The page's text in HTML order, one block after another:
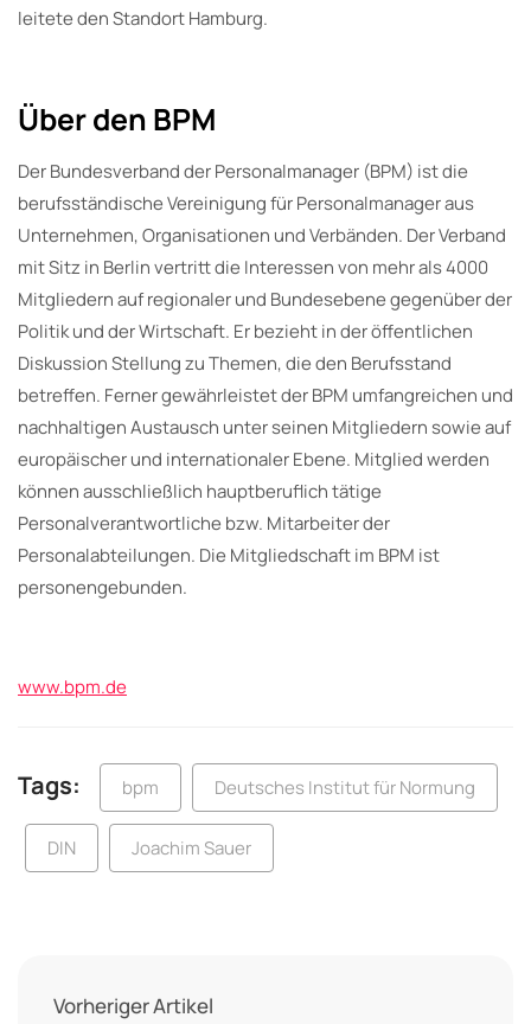
leitete den Standort Hamburg.
Über den BPM
Der Bundesverband der Personalmanager (BPM) ist die
berufsständische Vereinigung für Personalmanager aus
Unternehmen, Organisationen und Verbänden. Der Verband
mit Sitz in Berlin vertritt die Interessen von mehr als 4000
Mitgliedern auf regionaler und Bundesebene gegenüber der
Politik und der Wirtschaft. Er bezieht in der öffentlichen
Diskussion Stellung zu Themen, die den Berufsstand
betreffen. Ferner gewährleistet der BPM umfangreichen und
nachhaltigen Austausch unter seinen Mitgliedern sowie auf
europäischer und internationaler Ebene. Mitglied werden
können ausschließlich hauptberuflich tätige
Personalverantwortliche bzw. Mitarbeiter der
Personalabteilungen. Die Mitgliedschaft im BPM ist
personengebunden.
www.bpm.de
Tags: bpm Deutsches Institut für Normung
DIN Joachim Sauer
Vorheriger Artikel